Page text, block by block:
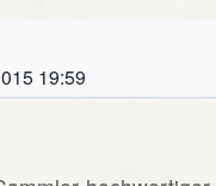
19:59